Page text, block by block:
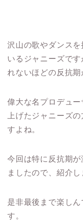
沢山の歌やダンス
いるジャニーズで
れないほどの反抗期
偉大な名プロデュ
上げたジャニーズ
すよね。
今回は特に反抗期
ましたので、紹介し
是非最後まで楽し
す。